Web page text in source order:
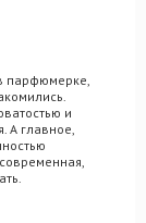
парфюмерке,
и
А главное,